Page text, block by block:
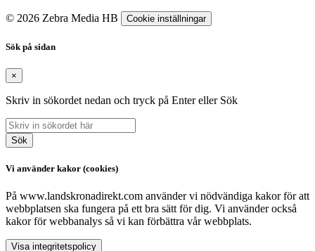
© 2026 Zebra Media HB Cookie inställningar
Sök på sidan
×
Skriv in sökordet nedan och tryck på Enter eller Sök
Sök
Vi använder kakor (cookies)
På www.landskronadirekt.com använder vi nödvändiga kakor för att
webbplatsen ska fungera på ett bra sätt för dig. Vi använder också
kakor för webbanalys så vi kan förbättra vår webbplats.
Visa integritetspolicy